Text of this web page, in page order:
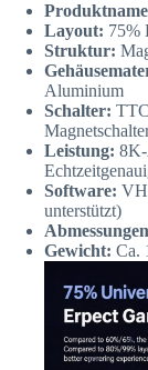
Layout: 75%
Struktur:
Aluminium
Schalter:
Leistung: 8K-
Software:
unterstützt)
Gewicht: Ca.